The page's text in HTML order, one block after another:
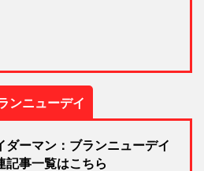
ンニューデイ
ダーマン：ブランニューデイ
記事一覧はこちら